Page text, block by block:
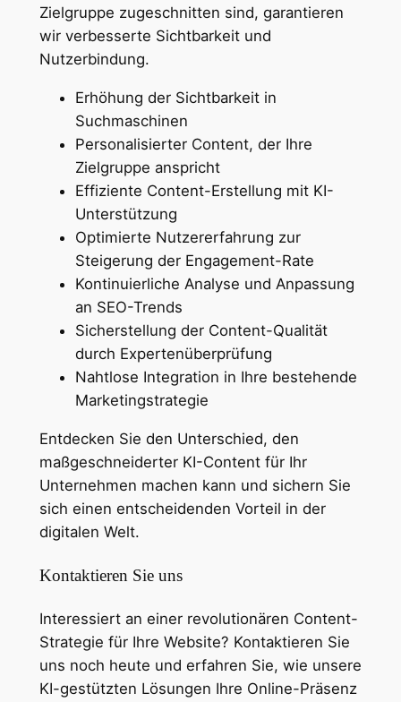
Zielgruppe zugeschnitten sind, garantieren
wir verbesserte Sichtbarkeit und
Nutzerbindung.
Erhöhung der Sichtbarkeit in
Suchmaschinen
Personalisierter Content, der Ihre
Zielgruppe anspricht
Effiziente Content-Erstellung mit KI-
Unterstützung
Optimierte Nutzererfahrung zur
Steigerung der Engagement-Rate
Kontinuierliche Analyse und Anpassung
an SEO-Trends
Sicherstellung der Content-Qualität
durch Expertenüberprüfung
Nahtlose Integration in Ihre bestehende
Marketingstrategie
Entdecken Sie den Unterschied, den
maßgeschneiderter KI-Content für Ihr
Unternehmen machen kann und sichern Sie
sich einen entscheidenden Vorteil in der
digitalen Welt.
Kontaktieren Sie uns
Interessiert an einer revolutionären Content-
Strategie für Ihre Website? Kontaktieren Sie
uns noch heute und erfahren Sie, wie unsere
KI-gestützten Lösungen Ihre Online-Präsenz